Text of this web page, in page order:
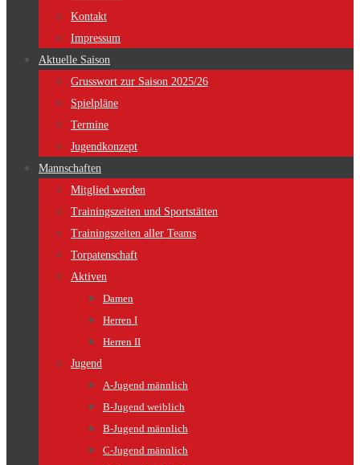
Kontakt
Impressum
Aktuelle Saison
Grusswort zur Saison 2025/26
Spielpläne
Termine
Jugendkonzept
Mannschaften
Mitglied werden
Trainingszeiten und Sportstätten
Trainingszeiten aller Teams
Torpatenschaft
Aktiven
Damen
Herren I
Herren II
Jugend
A-Jugend männlich
B-Jugend weiblich
B-Jugend männlich
C-Jugend männlich